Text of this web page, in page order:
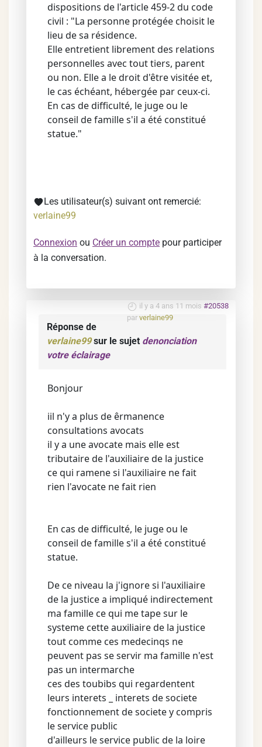
dispositions de l'article 459-2 du code
civil : "La personne protégée choisit le
lieu de sa résidence.
Elle entretient librement des relations
personnelles avec tout tiers, parent
ou non. Elle a le droit d'être visitée et,
le cas échéant, hébergée par ceux-ci.
En cas de difficulté, le juge ou le
conseil de famille s'il a été constitué
statue."
Les utilisateur(s) suivant ont remercié:
verlaine99
Connexion ou Créer un compte pour participer
à la conversation.
il y a 4 ans 11 mois #20538
par verlaine99
Réponse de
verlaine99sur le sujet denonciation
votre éclairage
Bonjour
iil n'y a plus de êrmanence
consultations avocats
il y a une avocate mais elle est
tributaire de l'auxiliaire de la justice
ce qui ramene si l'auxiliaire ne fait
rien l'avocate ne fait rien
En cas de difficulté, le juge ou le
conseil de famille s'il a été constitué
statue.
De ce niveau la j'ignore si l'auxiliaire
de la justice a impliqué indirectement
ma famille ce qui me tape sur le
systeme cette auxiliaire de la justice
tout comme ces medecinqs ne
peuvent pas se servir ma famille n'est
pas un intermarche
ces des toubibs qui regardentent
leurs interets _ interets de societe
fonctionnement de societe y compris
le service public
d'ailleurs le service public de la loire